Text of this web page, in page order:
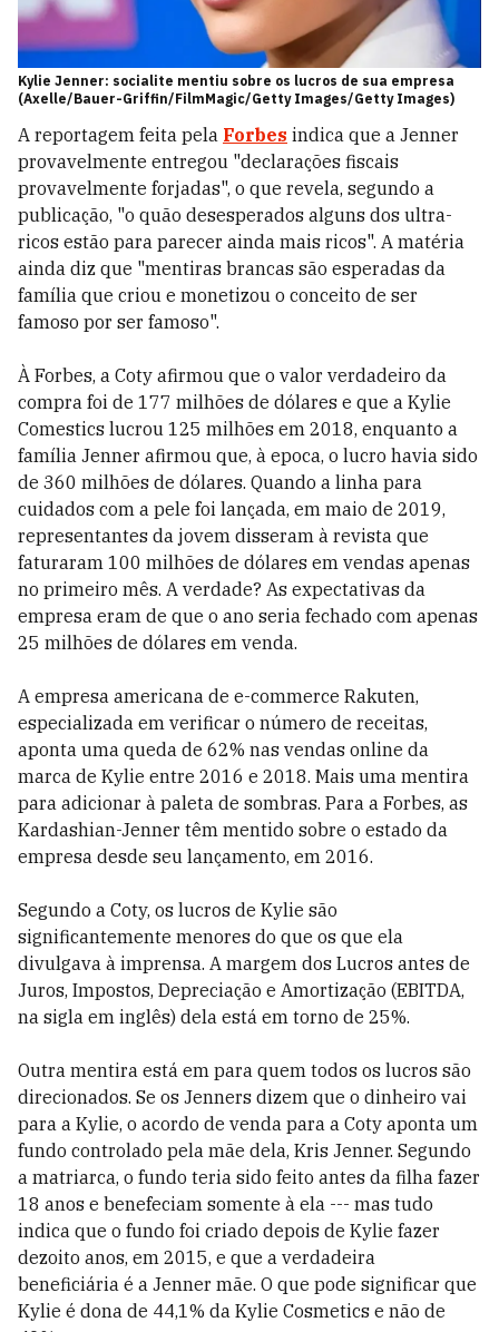
Kylie Jenner: socialite mentiu sobre os lucros de sua empresa
(Axelle/Bauer-Griffin/FilmMagic/Getty Images/Getty Images)
A reportagem feita pela Forbes indica que a Jenner
provavelmente entregou "declarações fiscais
provavelmente forjadas", o que revela, segundo a
publicação, "o quão desesperados alguns dos ultra-
ricos estão para parecer ainda mais ricos". A matéria
ainda diz que "mentiras brancas são esperadas da
família que criou e monetizou o conceito de ser
famoso por ser famoso".
À Forbes, a Coty afirmou que o valor verdadeiro da
compra foi de 177 milhões de dólares e que a Kylie
Comestics lucrou 125 milhões em 2018, enquanto a
família Jenner afirmou que, à epoca, o lucro havia sido
de 360 milhões de dólares. Quando a linha para
cuidados com a pele foi lançada, em maio de 2019,
representantes da jovem disseram à revista que
faturaram 100 milhões de dólares em vendas apenas
no primeiro mês. A verdade? As expectativas da
empresa eram de que o ano seria fechado com apenas
25 milhões de dólares em venda.
A empresa americana de e-commerce Rakuten,
especializada em verificar o número de receitas,
aponta uma queda de 62% nas vendas online da
marca de Kylie entre 2016 e 2018. Mais uma mentira
para adicionar à paleta de sombras. Para a Forbes, as
Kardashian-Jenner têm mentido sobre o estado da
empresa desde seu lançamento, em 2016.
Segundo a Coty, os lucros de Kylie são
significantemente menores do que os que ela
divulgava à imprensa. A margem dos Lucros antes de
Juros, Impostos, Depreciação e Amortização (EBITDA,
na sigla em inglês) dela está em torno de 25%.
Outra mentira está em para quem todos os lucros são
direcionados. Se os Jenners dizem que o dinheiro vai
para a Kylie, o acordo de venda para a Coty aponta um
fundo controlado pela mãe dela, Kris Jenner. Segundo
a matriarca, o fundo teria sido feito antes da filha fazer
18 anos e benefeciam somente à ela --- mas tudo
indica que o fundo foi criado depois de Kylie fazer
dezoito anos, em 2015, e que a verdadeira
beneficiária é a Jenner mãe. O que pode significar que
Kylie é dona de 44,1% da Kylie Cosmetics e não de